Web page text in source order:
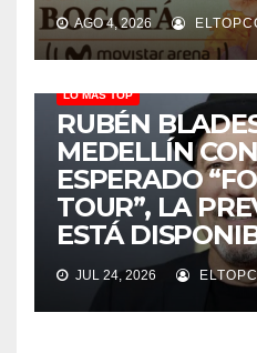
AGO 4, 2026
LO MÁS TOP
RUBÉN
MEDELLÍN
ESPERADO
TOUR”, LA
ESTÁ
JUL 24, 2026